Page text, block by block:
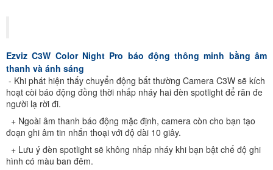
Ezviz C3W Color Night Pro báo động thông minh bằng âm
thanh và ánh sáng
- Khi phát hiện thấy chuyển động bất thường Camera C3W sẽ kích
hoạt còi báo động đồng thời nhấp nháy hai đèn spotlight để răn đe
người lạ rời đi.
+ Ngoài âm thanh báo động mặc định, camera còn cho bạn tạo
đoạn ghi âm tin nhắn thoại với độ dài 10 giây.
+ Lưu ý đèn spotlight sẽ không nhấp nháy khi bạn bật chế độ ghi
hình có màu ban đêm.